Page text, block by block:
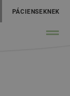
PÁCIENSEKNEK